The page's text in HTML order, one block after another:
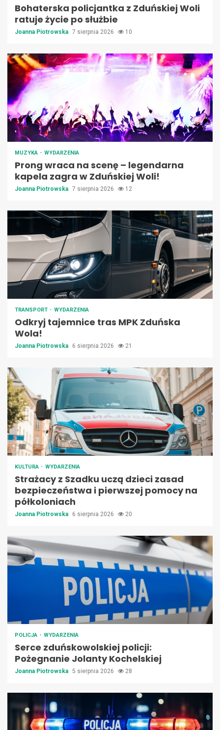
Bohaterska policjantka z Zduńskiej Woli
ratuje życie po służbie
Joanna Piotrowska 7 sierpnia 2026 10
MUZYKA WYDARZENIA
Prong wraca na scenę – legendarna
kapela zagra w Zduńskiej Woli!
Joanna Piotrowska 7 sierpnia 2026 12
TRANSPORT WYDARZENIA
Odkryj tajemnice tras MPK Zduńska
Wola!
Joanna Piotrowska 6 sierpnia 2026 21
KULTURA WYDARZENIA
Strażacy z Szadku uczą dzieci zasad
bezpieczeństwa i pierwszej pomocy na
półkoloniach
Joanna Piotrowska 6 sierpnia 2026 20
POLICJA WYDARZENIA
Serce zduńskowolskiej policji:
Pożegnanie Jolanty Kochelskiej
Joanna Piotrowska 5 sierpnia 2026 28